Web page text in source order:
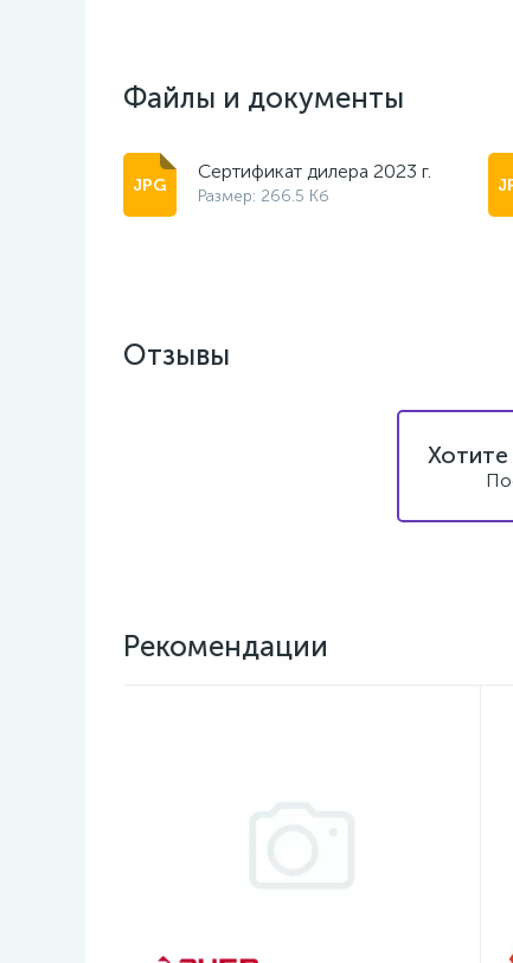
Файлы и документы
Сертификат дилера 2023 г.
Размер: 266.5 Кб
Отзывы
Хотите
Рекомендации